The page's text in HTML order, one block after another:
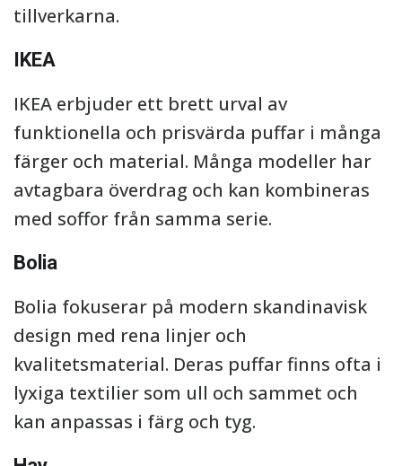
tillverkarna.
IKEA
IKEA erbjuder ett brett urval av
funktionella och prisvärda puffar i många
färger och material. Många modeller har
avtagbara överdrag och kan kombineras
med soffor från samma serie.
Bolia
Bolia fokuserar på modern skandinavisk
design med rena linjer och
kvalitetsmaterial. Deras puffar finns ofta i
lyxiga textilier som ull och sammet och
kan anpassas i färg och tyg.